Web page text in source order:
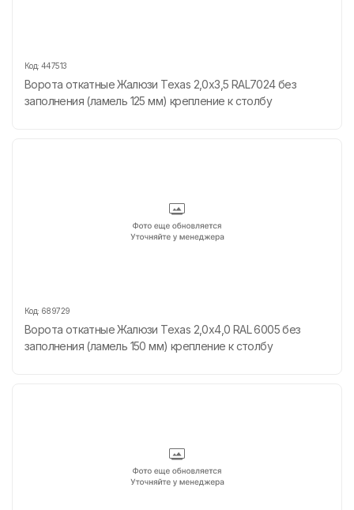
Код: 447513
Ворота откатные Жалюзи Texas 2,0х3,5 RAL7024 без
заполнения (ламель 125 мм) крепление к столбу
Код: 689729
Ворота откатные Жалюзи Texas 2,0х4,0 RAL 6005 без
заполнения (ламель 150 мм) крепление к столбу